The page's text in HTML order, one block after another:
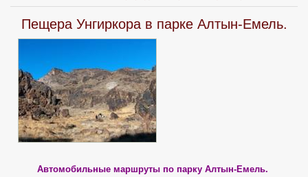
Пещера Унгиркора в парке Алтын-Емель.
Автомобильные маршруты по парку Алтын-Емель.